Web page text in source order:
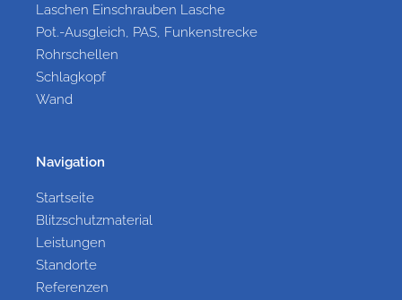
Laschen Einschrauben Lasche
Pot.-Ausgleich, PAS, Funkenstrecke
Rohrschellen
Schlagkopf
Wand
Navigation
Startseite
Blitzschutzmaterial
Leistungen
Standorte
Referenzen